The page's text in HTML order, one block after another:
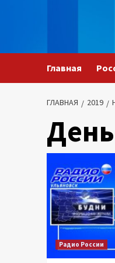
Главная
ГЛАВНАЯ 2019
Радио России